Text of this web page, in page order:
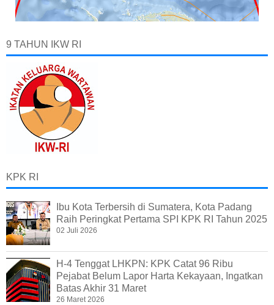
9 TAHUN IKW RI
KPK RI
Ibu Kota Terbersih di Sumatera, Kota Padang
Raih Peringkat Pertama SPI KPK RI Tahun 2025
02 Juli 2026
H-4 Tenggat LHKPN: KPK Catat 96 Ribu
Pejabat Belum Lapor Harta Kekayaan, Ingatkan
Batas Akhir 31 Maret
26 Maret 2026